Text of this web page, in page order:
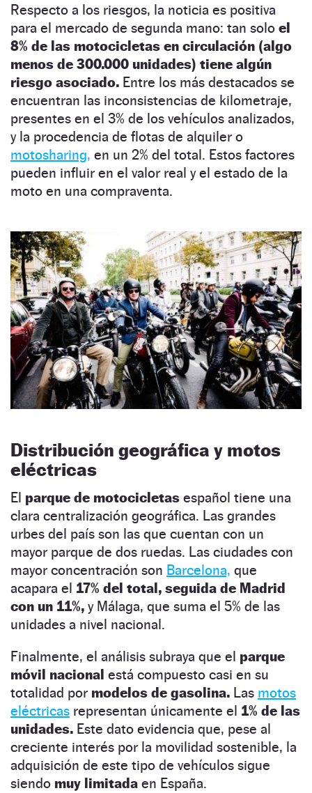
Respecto a los riesgos, la noticia es positiva
para el mercado de segunda mano: tan solo el
8% de las motocicletas en circulación (algo
menos de 300.000 unidades) tiene algún
riesgo asociado. Entre los más destacados se
encuentran las inconsistencias de kilometraje,
presentes en el 3% de los vehículos analizados,
y la procedencia de flotas de alquiler o
motosharing, en un 2% del total. Estos factores
pueden influir en el valor real y el estado de la
moto en una compraventa.
Distribución geográfica y motos
eléctricas
El parque de motocicletas español tiene una
clara centralización geográfica. Las grandes
urbes del país son las que cuentan con un
mayor parque de dos ruedas. Las ciudades con
mayor concentración son Barcelona, que
acapara el 17% del total, seguida de Madrid
con un 11%, y Málaga, que suma el 5% de las
unidades a nivel nacional.
Finalmente, el análisis subraya que el parque
móvil nacional está compuesto casi en su
totalidad por modelos de gasolina. Las motos
eléctricas representan únicamente el 1% de las
unidades. Este dato evidencia que, pese al
creciente interés por la movilidad sostenible, la
adquisición de este tipo de vehículos sigue
siendo muy limitada en España.